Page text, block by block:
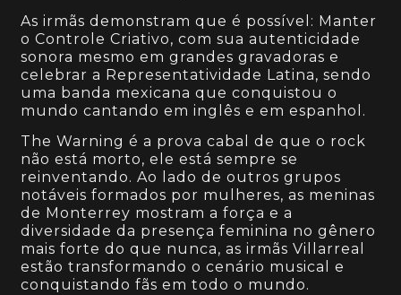
As irmãs demonstram que é possível: Manter
o Controle Criativo, com sua autenticidade
sonora mesmo em grandes gravadoras e
celebrar a Representatividade Latina, sendo
uma banda mexicana que conquistou o
mundo cantando em inglês e em espanhol.
The Warning é a prova cabal de que o rock
não está morto, ele está sempre se
reinventando. Ao lado de outros grupos
notáveis formados por mulheres, as meninas
de Monterrey mostram a força e a
diversidade da presença feminina no gênero
mais forte do que nunca, as irmãs Villarreal
estão transformando o cenário musical e
conquistando fãs em todo o mundo.